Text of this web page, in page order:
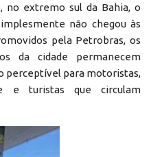
no extremo sul da Bahia, o
não chegou às
pela Petrobras, os
da cidade permanecem
perceptível para motoristas,
e turistas que circulam